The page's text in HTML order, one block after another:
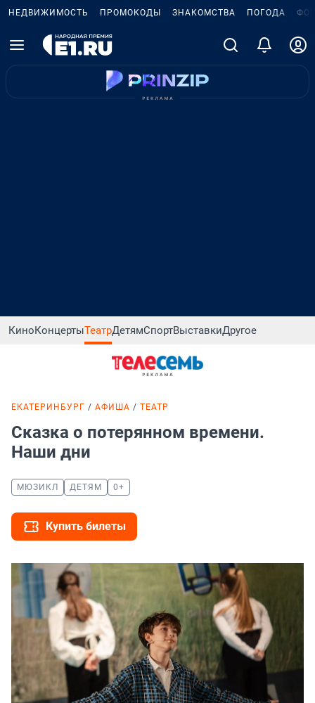
НЕДВИЖИМОСТЬ ПРОМОКОДЫ ЗНАКОМСТВА ПОГОДА
КиноКонцертыТеатрДетямСпортВыставкиДругое
ЕКАТЕРИНБУРГ АФИША ТЕАТР
Сказка о потерянном времени.
Наши дни
МЮЗИКЛ ДЕТЯМ 0+
Купить билеты